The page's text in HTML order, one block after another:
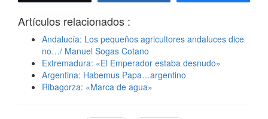
Artículos relacionados :
Andalucía: Los pequeños agricultores andaluces dice
no…/ Manuel Sogas Cotano
Extremadura: «El Emperador estaba desnudo»
Argentina: Habemus Papa…argentino
Ribagorza: «Marca de agua»